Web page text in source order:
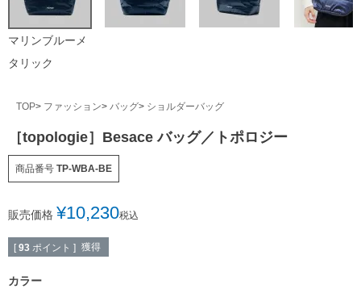
マリンブルーメ
タリック
TOP ファッション バッグ ショルダーバッグ
［topologie］Besace バッグ／トポロジー
商品番号 TP-WBA-BE
販売価格 ¥10,230税込
[ 93 ポイント ] 獲得
カラー